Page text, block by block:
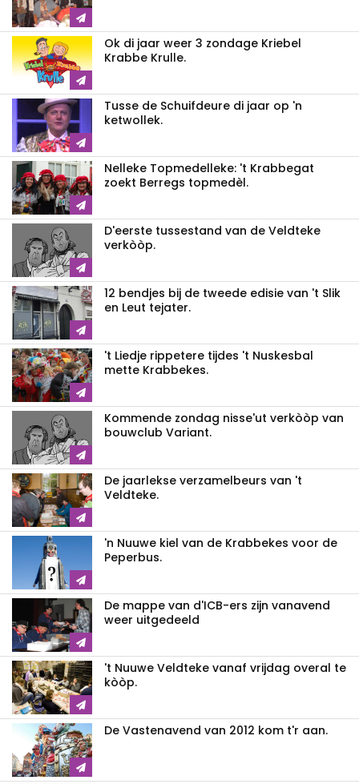
Ok di jaar weer 3 zondage Kriebel
Krabbe Krulle.
Tusse de Schuifdeure di jaar op 'n
ketwollek.
Nelleke Topmedelleke: 't Krabbegat
zoekt Berregs topmedèl.
D'eerste tussestand van de Veldteke
verkòòp.
12 bendjes bij de tweede edisie van 't Slik
en Leut tejater.
't Liedje rippetere tijdes 't Nuskesbal
mette Krabbekes.
Kommende zondag nisse'ut verkòòp van
bouwclub Variant.
De jaarlekse verzamelbeurs van 't
Veldteke.
'n Nuuwe kiel van de Krabbekes voor de
Peperbus.
De mappe van d'ICB-ers zijn vanavend
weer uitgedeeld
't Nuuwe Veldteke vanaf vrijdag overal te
kòòp.
De Vastenavend van 2012 kom t'r aan.